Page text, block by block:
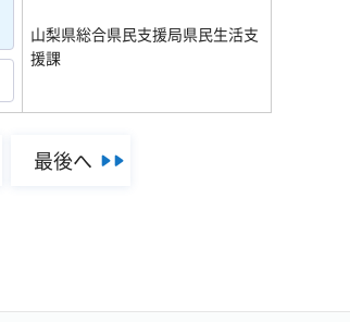
山梨県総合県民支援局県民生活支
援課
最後へ